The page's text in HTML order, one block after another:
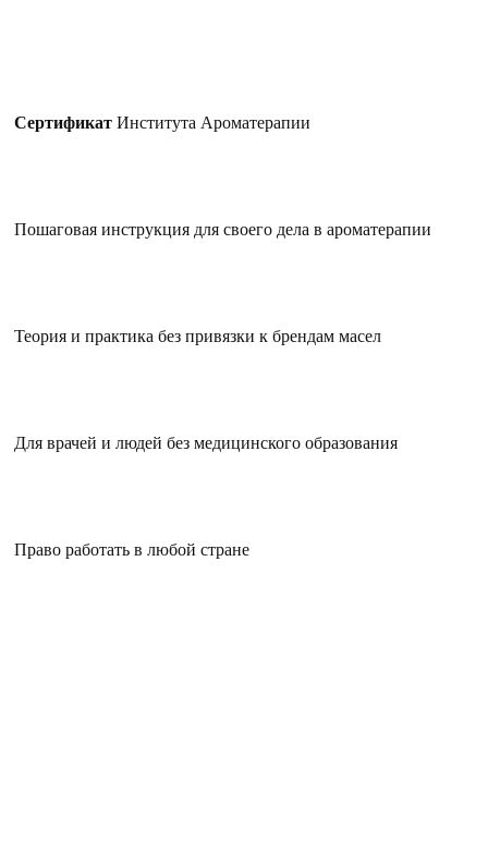
Сертификат Института Ароматерапии
Пошаговая инструкция для своего дела в ароматерапии
Теория и практика без привязки к брендам масел
Для врачей и людей без медицинского образования
Право работать в любой стране